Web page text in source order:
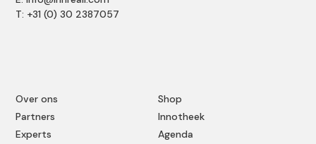
Shop
Innotheek
Agenda
Over ons
Partners
Experts
T: +31 (0) 30 2387057